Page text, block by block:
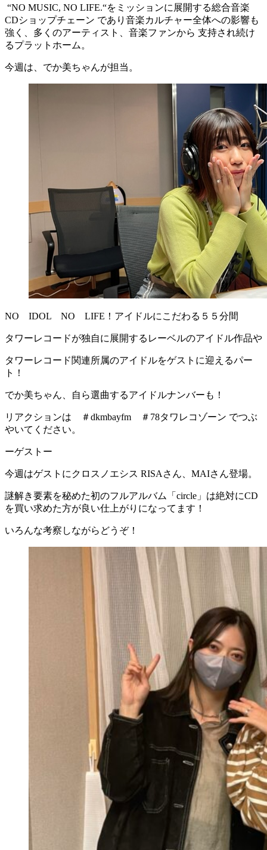
“NO MUSIC, NO LIFE.“をミッションに展開する総合音楽
CDショップチェーン であり音楽カルチャー全体への影響も
強く、多くのアーティスト、音楽ファンから 支持され続け
るプラットホーム。
今週は、でか美ちゃんが担当。
NO IDOL NO LIFE！アイドルにこだわる５５分間
タワーレコードが独自に展開するレーベルのアイドル作品や
タワーレコード関連所属のアイドルをゲストに迎えるパー
ト！
でか美ちゃん、自ら選曲するアイドルナンバーも！
リアクションは ＃dkmbayfm ＃78タワレコゾーン でつぶ
やいてください。
ーゲストー
今週はゲストにクロスノエシス RISAさん、MAIさん登場。
謎解き要素を秘めた初のフルアルバム「circle」は絶対にCD
を買い求めた方が良い仕上がりになってます！
いろんな考察しながらどうぞ！